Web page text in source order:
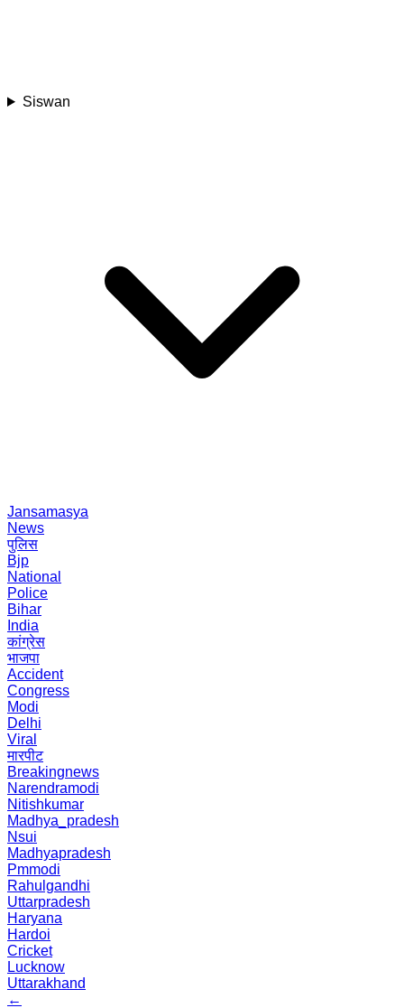
Siswan
Jansamasya
News
पुलिस
Bjp
National
Police
Bihar
India
कांग्रेस
भाजपा
Accident
Congress
Modi
Delhi
Viral
मारपीट
Breakingnews
Narendramodi
Nitishkumar
Madhya_pradesh
Nsui
Madhyapradesh
Pmmodi
Rahulgandhi
Uttarpradesh
Haryana
Hardoi
Cricket
Lucknow
Uttarakhand
←